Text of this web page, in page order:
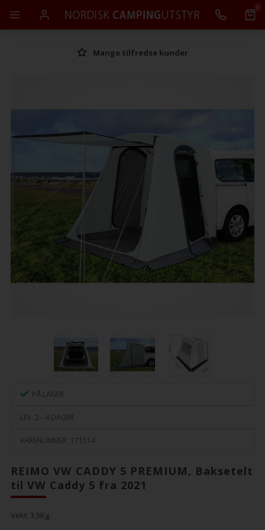
0
Mange tilfredse kunder
PÅ LAGER
LEV. 2 - 4 DAGER
VARENUMMER: 171514
REIMO VW CADDY 5 PREMIUM, Baksetelt
til VW Caddy 5 fra 2021
Vekt: 3,5Kg.